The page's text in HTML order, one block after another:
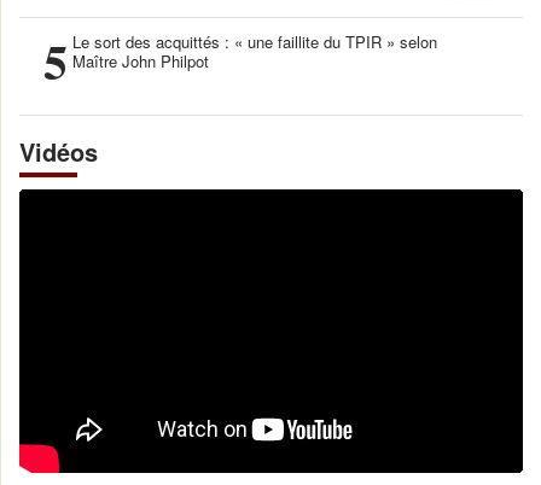
5 Le sort des acquittés : « une faillite du TPIR » selon
Maître John Philpot
Vidéos